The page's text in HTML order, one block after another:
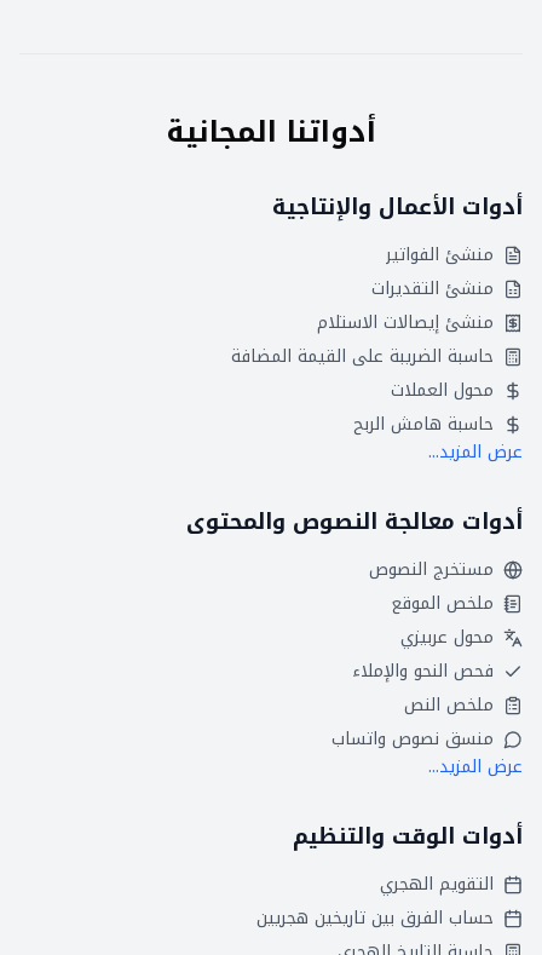
أدواتنا المجانية
أدوات الأعمال والإنتاجية
منشئ الفواتير
منشئ التقديرات
منشئ إيصالات الاستلام
حاسبة الضريبة على القيمة المضافة
محول العملات
حاسبة هامش الربح
عرض المزيد...
أدوات معالجة النصوص والمحتوى
مستخرج النصوص
ملخص الموقع
محول عربيزي
فحص النحو والإملاء
ملخص النص
منسق نصوص واتساب
عرض المزيد...
أدوات الوقت والتنظيم
التقويم الهجري
حساب الفرق بين تاريخين هجريين